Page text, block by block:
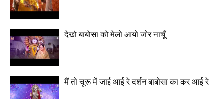
देखो बाबोसा को मेलो आयो जोर नाचूँ
मैं तो चूरू में जाई आई रे दर्शन बाबोसा का कर आई रे